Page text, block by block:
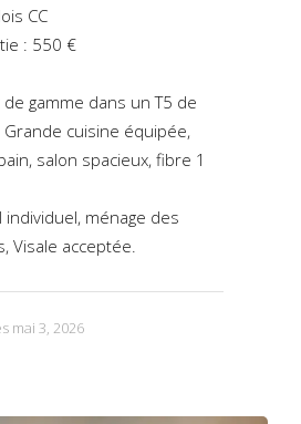
CC
: 550 €
gamme dans un T5 de
Grande cuisine équipée,
salon spacieux, fibre 1
individuel, ménage des
Visale acceptée.
mai 3, 2026